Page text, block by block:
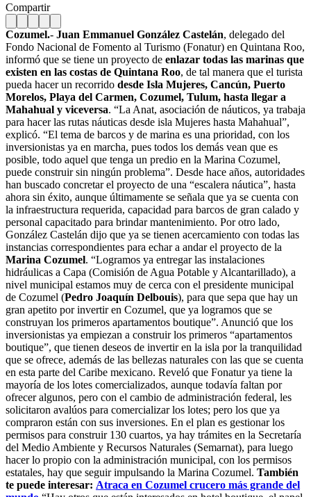
Compartir
Cozumel.- Juan Emmanuel González Castelán, delegado del
Fondo Nacional de Fomento al Turismo (Fonatur) en Quintana Roo,
informó que se tiene un proyecto de enlazar todas las marinas que
existen en las costas de Quintana Roo, de tal manera que el turista
pueda hacer un recorrido desde Isla Mujeres, Cancún, Puerto
Morelos, Playa del Carmen, Cozumel, Tulum, hasta llegar a
Mahahual y viceversa. “La Anat, asociación de náuticos, ya trabaja
para hacer las rutas náuticas desde isla Mujeres hasta Mahahual”,
explicó. “El tema de barcos y de marina es una prioridad, con los
inversionistas ya en marcha, pues todos los demás vean que es
posible, todo aquel que tenga un predio en la Marina Cozumel,
puede construir sin ningún problema”. Desde hace años, autoridades
han buscado concretar el proyecto de una “escalera náutica”, hasta
ahora sin éxito, aunque últimamente se señala que ya se cuenta con
la infraestructura requerida, capacidad para barcos de gran calado y
personal capacitado para brindar mantenimiento. Por otro lado,
González Castelán dijo que ya se tienen acercamiento con todas las
instancias correspondientes para echar a andar el proyecto de la
Marina Cozumel. “Logramos ya entregar las instalaciones
hidráulicas a Capa (Comisión de Agua Potable y Alcantarillado), a
nivel municipal estamos muy de cerca con el presidente municipal
de Cozumel (Pedro Joaquín Delbouis), para que sepa que hay un
gran apetito por invertir en Cozumel, que ya logramos que se
construyan los primeros apartamentos boutique”. Anunció que los
inversionistas ya empiezan a construir los primeros “apartamentos
boutique”, que tienen deseos de invertir en la isla por la tranquilidad
que se ofrece, además de las bellezas naturales con las que se cuenta
en esta parte del Caribe mexicano. Reveló que Fonatur ya tiene la
mayoría de los lotes comercializados, aunque todavía faltan por
ofrecer algunos, pero con el cambio de administración federal, les
solicitaron avalúos para comercializar los lotes; pero los que ya
compraron están con sus inversiones. En el plan es gestionar los
permisos para construir 130 cuartos, ya hay trámites en la Secretaría
del Medio Ambiente y Recursos Naturales (Semarnat), para luego
hacer lo propio con la administración municipal, con los permisos
estatales, hay que seguir impulsando la Marina Cozumel. También
te puede interesar: Atraca en Cozumel crucero más grande del